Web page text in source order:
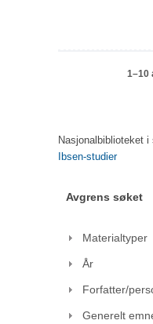
1–10
Nasjonalbiblioteket i
Ibsen-studier
Avgrens søket
Materialtyper
År
Forfatter/
Generelt